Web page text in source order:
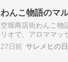
ょっと色が悪いだけ
一緒???? いつもの
わんこ物語のマ
空堀商店街わんこ物
リオで、アロママッ
つらつひなたです。
日替わりランチスー
27日前 サレメヒの